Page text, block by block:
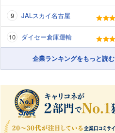
JALスカイ名古屋
ダイセー倉庫運輸
企業ランキングをもっと読む